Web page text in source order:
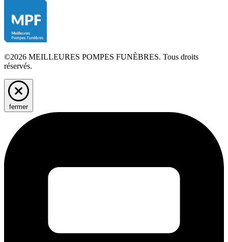
©2026 MEILLEURES POMPES FUNÈBRES. Tous droits
réservés.
fermer